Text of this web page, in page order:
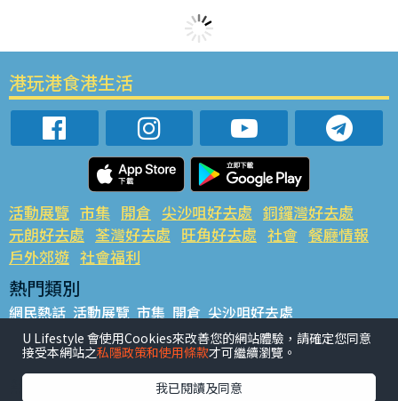
港玩港食港生活
活動展覽 市集 開倉 尖沙咀好去處 銅鑼灣好去處
元朗好去處 荃灣好去處 旺角好去處 社會 餐廳情報
戶外郊遊 社會福利
熱門類別
網民熱話 活動展覽 市集 開倉 尖沙咀好去處
銅鑼灣好去處 元朗好去處 荃灣好去處 旺角好去處 社會
餐廳情報 戶外郊遊
熱門標籤
U Lifestyle 會使用Cookies來改善您的網站體驗，請確定您同意
接受本網站之私隱政策和使用條款才可繼續瀏覽。
我已閱讀及同意